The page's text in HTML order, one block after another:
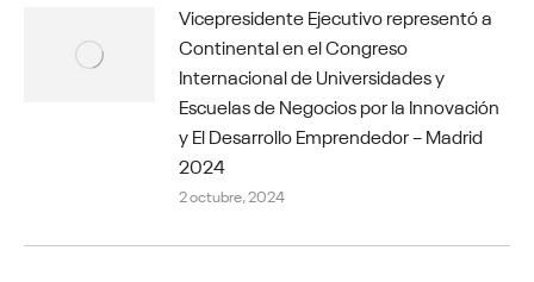
Vicepresidente Ejecutivo representó a
Continental en el Congreso
Internacional de Universidades y
Escuelas de Negocios por la Innovación
y El Desarrollo Emprendedor – Madrid
2024
2 octubre, 2024